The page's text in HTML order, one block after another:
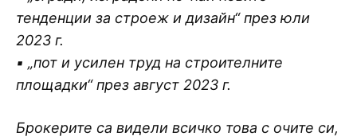
тенденции за строеж и дизайн“ през юли
2023 г.
▪ „пот и усилен труд на строителните
площадки“ през август 2023 г.
Брокерите са видели всичко това с очите си,